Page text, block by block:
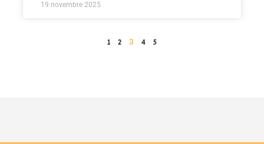
19 novembre 2025
1 2 3 4 5